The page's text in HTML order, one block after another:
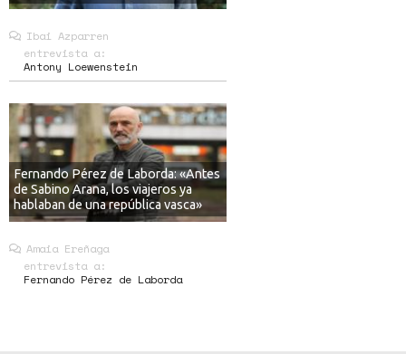
Ibai Azparren
entrevista a:
Antony Loewenstein
Fernando Pérez de Laborda: «Antes
de Sabino Arana, los viajeros ya
hablaban de una república vasca»
Amaia Ereñaga
entrevista a:
Fernando Pérez de Laborda